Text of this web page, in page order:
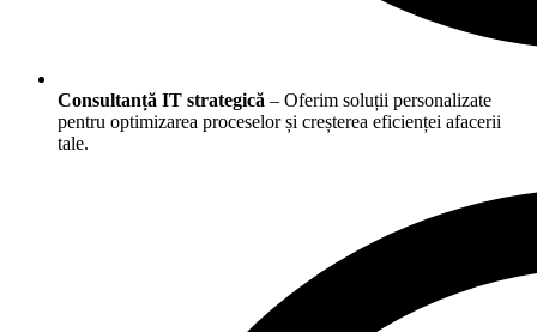
Consultanță IT strategică – Oferim soluții personalizate
pentru optimizarea proceselor și creșterea eficienței afacerii
tale.